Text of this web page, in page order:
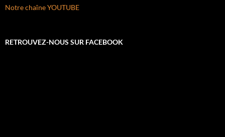
Notre chaîne YOUTUBE
RETROUVEZ-NOUS SUR FACEBOOK